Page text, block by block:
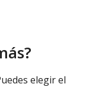
elegir el